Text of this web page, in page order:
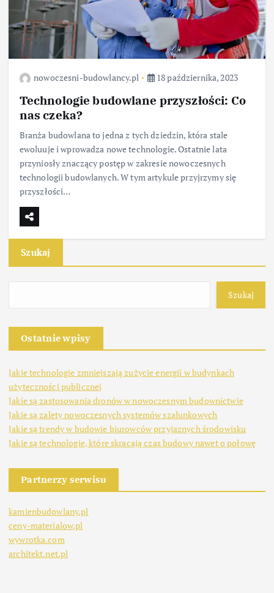
nowoczesni-budowlancy.pl 18 października, 2023
Technologie budowlane przyszłości: Co
nas czeka?
Branża budowlana to jedna z tych dziedzin, która stale
ewoluuje i wprowadza nowe technologie. Ostatnie lata
przyniosły znaczący postęp w zakresie nowoczesnych
technologii budowlanych. W tym artykule przyjrzymy się
przyszłości…
Szukaj
Szukaj
Ostatnie wpisy
Jakie technologie zmniejszają zużycie energii w budynkach
użyteczności publicznej
Jakie są zastosowania dronów w nowoczesnym budownictwie
Jakie są zalety nowoczesnych systemów szalunkowych
Jakie są trendy w budowie biurowców przyjaznych środowisku
Jakie są technologie, które skracają czas budowy nawet o połowę
Partnerzy serwisu
kamienbudowlany.pl
ceny-materialow.pl
wywrotka.com
architekt.net.pl